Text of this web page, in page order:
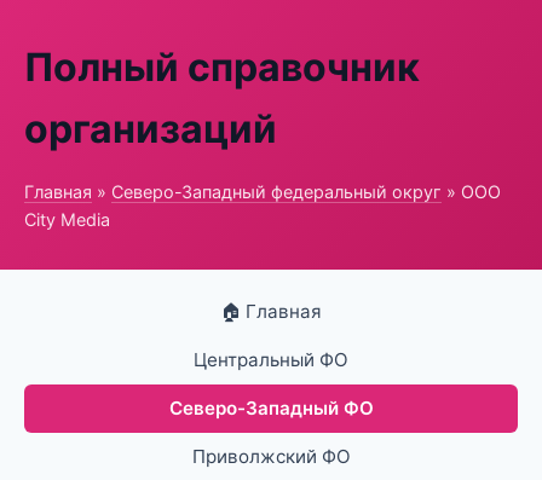
Полный справочник
организаций
Главная » Северо-Западный федеральный округ » ООО
City Media
🏠 Главная
Центральный ФО
Северо-Западный ФО
Приволжский ФО